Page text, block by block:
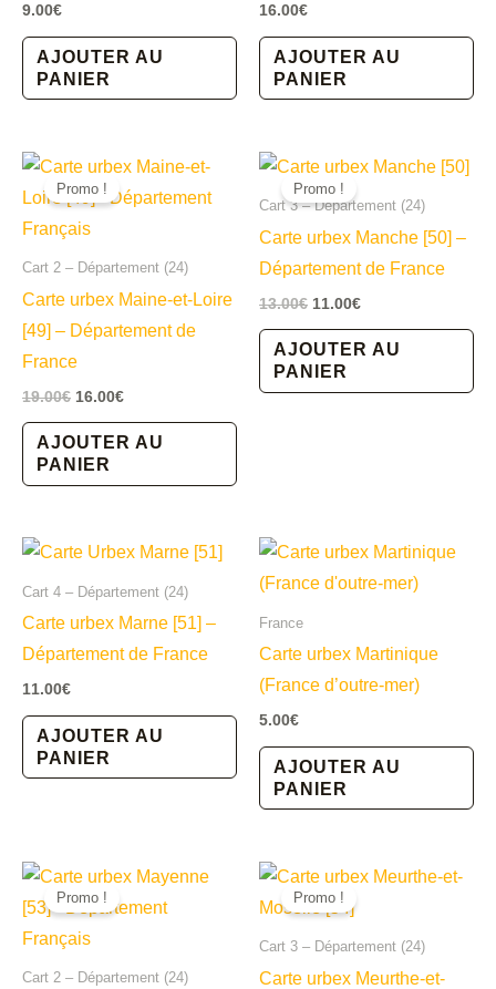
9.00€
AJOUTER AU
PANIER
16.00€
AJOUTER AU
PANIER
Promo !
Cart 2 – Département (24)
Carte urbex Maine-et-Loire
[49] – Département de
France
19.00€ Le
initial
était :
19.00€.
16.00€Le
actuel
AJOUTER AU
PANIER
Promo !
Cart 3 – Département (24)
Carte urbex Manche [50] –
Département de France
13.00€ Le
initial
était :
13.00€.
11.00€Le
actuel
AJOUTER AU
PANIER
Cart 4 – Département (24)
Carte urbex Marne [51] –
Département de France
11.00€
AJOUTER AU
PANIER
France
Carte urbex Martinique
(France d’outre-mer)
5.00€
AJOUTER AU
PANIER
Promo !
Cart 2 – Département (24)
Promo !
Cart 3 – Département (24)
Carte urbex Meurthe-et-